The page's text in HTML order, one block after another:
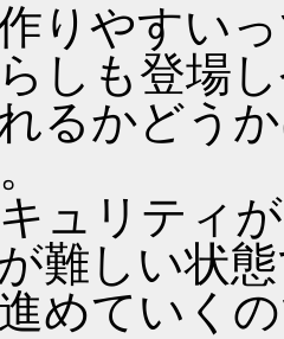
りやすい
しも登場
るかどう
ュリティ
難しい状
めていく